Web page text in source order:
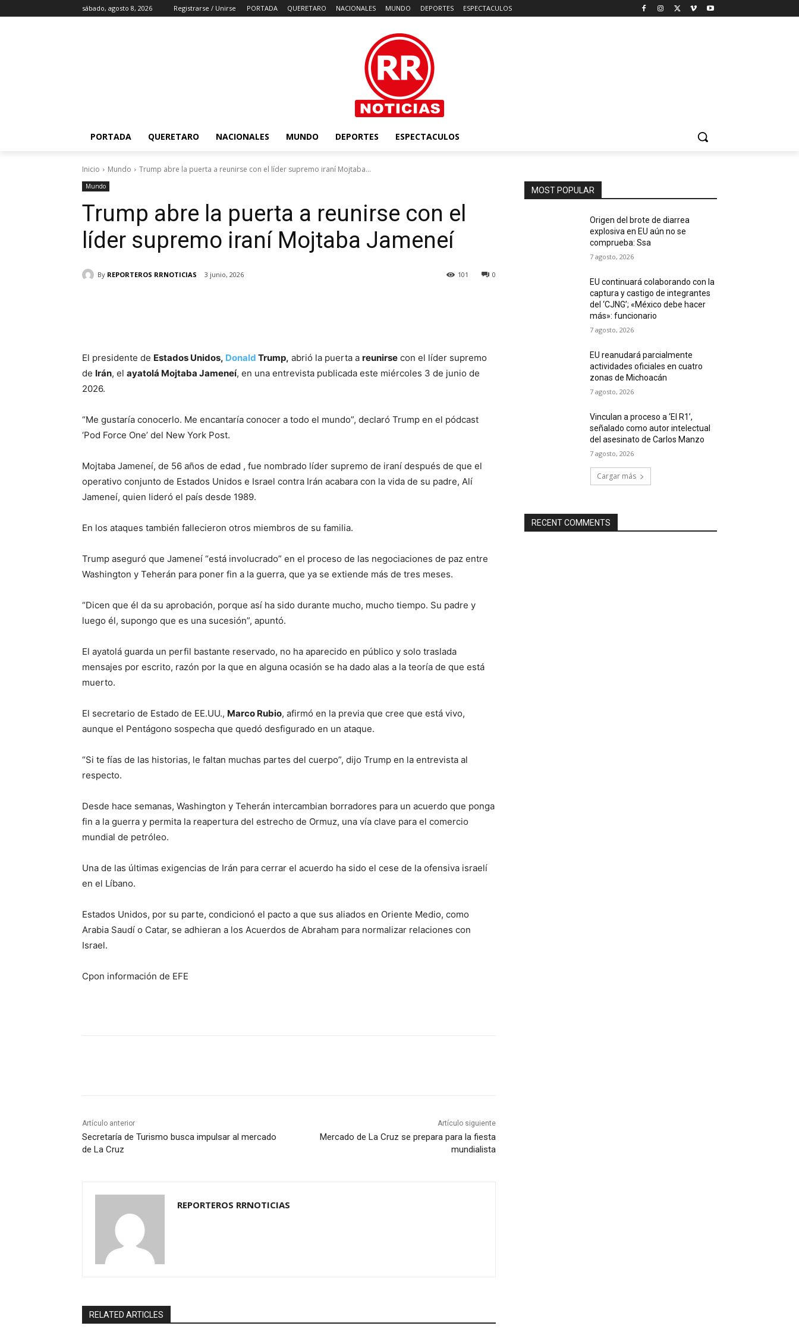
sábado, agosto 8, 2026 Registrarse / Unirse PORTADA QUERETARO NACIONALES MUNDO DEPORTES ESPECTACULOS
PORTADA QUERETARO NACIONALES MUNDO DEPORTES ESPECTACULOS
Inicio Mundo Trump abre la puerta a reunirse con el líder supremo iraní Mojtaba...
Mundo
Trump abre la puerta a reunirse con el
líder supremo iraní Mojtaba Jameneí
By REPORTEROS RRNOTICIAS 3 junio, 2026 0
101
El presidente de Estados Unidos, Donald Trump, abrió la puerta a reunirse con el líder supremo
de Irán, el ayatolá Mojtaba Jameneí, en una entrevista publicada este miércoles 3 de junio de
2026.
“Me gustaría conocerlo. Me encantaría conocer a todo el mundo”, declaró Trump en el pódcast
‘Pod Force One’ del New York Post.
Mojtaba Jameneí, de 56 años de edad , fue nombrado líder supremo de iraní después de que el
operativo conjunto de Estados Unidos e Israel contra Irán acabara con la vida de su padre, Alí
Jameneí, quien lideró el país desde 1989.
En los ataques también fallecieron otros miembros de su familia.
Trump aseguró que Jameneí “está involucrado” en el proceso de las negociaciones de paz entre
Washington y Teherán para poner fin a la guerra, que ya se extiende más de tres meses.
“Dicen que él da su aprobación, porque así ha sido durante mucho, mucho tiempo. Su padre y
luego él, supongo que es una sucesión”, apuntó.
El ayatolá guarda un perfil bastante reservado, no ha aparecido en público y solo traslada
mensajes por escrito, razón por la que en alguna ocasión se ha dado alas a la teoría de que está
muerto.
El secretario de Estado de EE.UU., Marco Rubio, afirmó en la previa que cree que está vivo,
aunque el Pentágono sospecha que quedó desfigurado en un ataque.
“Si te fías de las historias, le faltan muchas partes del cuerpo”, dijo Trump en la entrevista al
respecto.
Desde hace semanas, Washington y Teherán intercambian borradores para un acuerdo que ponga
fin a la guerra y permita la reapertura del estrecho de Ormuz, una vía clave para el comercio
mundial de petróleo.
Una de las últimas exigencias de Irán para cerrar el acuerdo ha sido el cese de la ofensiva israelí
en el Líbano.
Estados Unidos, por su parte, condicionó el pacto a que sus aliados en Oriente Medio, como
Arabia Saudí o Catar, se adhieran a los Acuerdos de Abraham para normalizar relaciones con
Israel.
Cpon información de EFE
Artículo anterior
Secretaría de Turismo busca impulsar al mercado
de La Cruz
Artículo siguiente
Mercado de La Cruz se prepara para la fiesta
mundialista
REPORTEROS RRNOTICIAS
RELATED ARTICLES
MOST POPULAR
Origen del brote de diarrea
explosiva en EU aún no se
comprueba: Ssa
7 agosto, 2026
EU continuará colaborando con la
captura y castigo de integrantes
del ‘CJNG’; «México debe hacer
más»: funcionario
7 agosto, 2026
EU reanudará parcialmente
actividades oficiales en cuatro
zonas de Michoacán
7 agosto, 2026
Vinculan a proceso a ‘El R1’,
señalado como autor intelectual
del asesinato de Carlos Manzo
7 agosto, 2026
Cargar más
RECENT COMMENTS